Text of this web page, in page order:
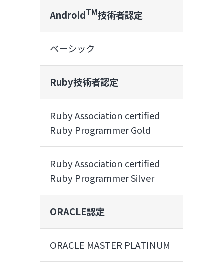
AndroidTM技術者認定
ベーシック
Ruby技術者認定
Ruby Association certified
Ruby Programmer Gold
Ruby Association certified
Ruby Programmer Silver
ORACLE認定
ORACLE MASTER PLATINUM